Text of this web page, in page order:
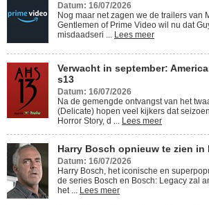
Datum: 16/07/2026
Nog maar net zagen we de trailers van
Gentlemen of Prime Video wil nu dat
misdaadseri ... Lees meer
Verwacht in september:
s13
Datum: 16/07/2026
Na de gemengde ontvangst van het
(Delicate) hopen veel kijkers dat
Horror Story, d ... Lees meer
Harry Bosch opnieuw te zien in
Datum: 16/07/2026
Harry Bosch, het iconische en
de series Bosch en Bosch: Legacy zal
het ... Lees meer